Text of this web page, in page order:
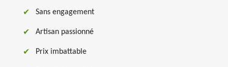
Sans engagement
Artisan passionné
Prix imbattable